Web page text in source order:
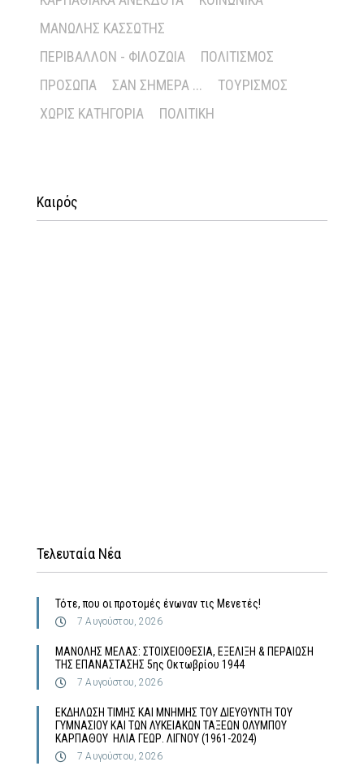
ΜΑΝΏΛΗΣ ΚΑΣΣΏΤΗΣ
ΠΕΡΙΒΆΛΛΟΝ - ΦΙΛΟΖΩΊΑ
ΠΟΛΙΤΙΣΜΌΣ
ΠΡΌΣΩΠΑ
ΣΑΝ ΣΉΜΕΡΑ ...
ΤΟΥΡΙΣΜΌΣ
ΧΩΡΊΣ ΚΑΤΗΓΟΡΊΑ
ΠΟΛΙΤΙΚΉ
Καιρός
Τελευταία Νέα
Τότε, που οι προτομές ένωναν τις Μενετές!
7 Αυγούστου, 2026
MΑΝΟΛΗΣ ΜΕΛΑΣ: ΣΤΟΙΧΕΙΟΘΕΣΙΑ, ΕΞΕΛΙΞΗ & ΠΕΡΑΙΩΣΗ
ΤΗΣ ΕΠΑΝΑΣΤΑΣΗΣ 5ης Οκτωβρίου 1944
7 Αυγούστου, 2026
ΕΚΔΗΛΩΣΗ ΤΙΜΗΣ ΚΑΙ ΜΝΗΜΗΣ ΤΟΥ ΔΙΕΥΘΥΝΤΗ ΤΟΥ
ΓΥΜΝΑΣΙΟΥ ΚΑΙ ΤΩΝ ΛΥΚΕΙΑΚΩΝ ΤΑΞΕΩΝ ΟΛΥΜΠΟΥ
ΚΑΡΠΑΘΟΥ ΗΛΙΑ ΓΕΩΡ. ΛΙΓΝΟΥ (1961-2024)
7 Αυγούστου, 2026